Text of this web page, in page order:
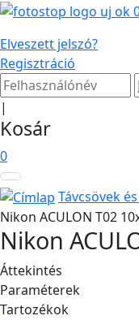
Elveszett jelszó?
Regisztráció
|
Kosár
0
Távcsövek
Nikon ACULON T02
Nikon
Áttekintés
Paraméterek
Tartozékok